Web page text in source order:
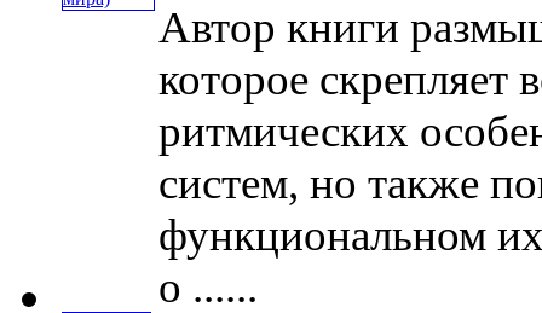
Автор книги
которое скрепляет
ритмических
систем, но также
функциональном их
о ......